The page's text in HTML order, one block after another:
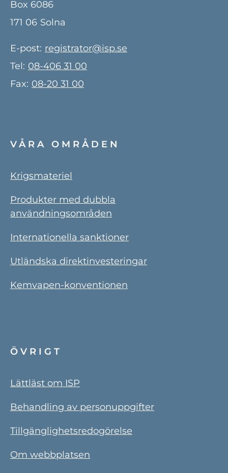
Box 6086
171 06 Solna
E-post: registrator@isp.se
Tel: 08-406 31 00
Fax: 08-20 31 00
VÅRA OMRÅDEN
Krigsmateriel
Produkter med dubbla
användningsområden
Internationella sanktioner
Utländska direktinvesteringar
Kemvapen-konventionen
ÖVRIGT
Lättläst om ISP
Behandling av personuppgifter
Tillgänglighetsredogörelse
Om webbplatsen